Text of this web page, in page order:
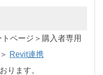
ページ＞購入者専用
Revit連携
ります。